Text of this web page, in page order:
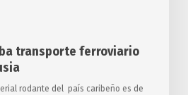
transporte ferroviario
rodante del país caribeño es de